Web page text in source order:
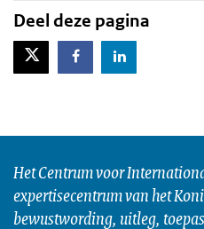
Deel deze pagina
X-TwitterFacebookLinkedIn
Het Centrum voor
expertisecentrum van het
bewustwording, uitleg,